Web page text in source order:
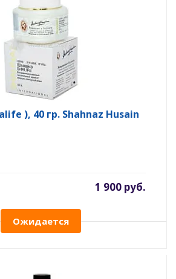
), 40 гр. Shahnaz Husain
1 900 руб.
Ожидается